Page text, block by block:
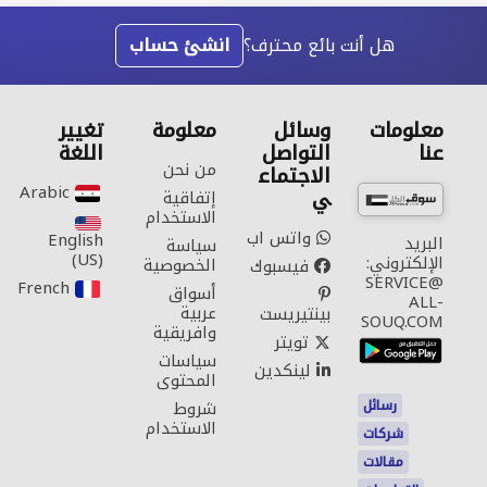
هل أنت بائع محترف؟ انشئ حساب
معلومات
عنا
البريد
الإلكتروني:
SERVICE@
ALL-
SOUQ.COM
رسائل
شركات
مقالات
وسائل
التواصل
الاجتماع
ي
واتس اب
فيسبوك
بينتيريست
تويتر
لينكدين
معلومة
من نحن
إتفاقية
الاستخدام
سياسة
الخصوصية
أسواق
عربية
وافريقية
سياسات
المحتوى
شروط
الاستخدام
تغيير
اللغة
Arabic‎
English
(US)‎
French‎